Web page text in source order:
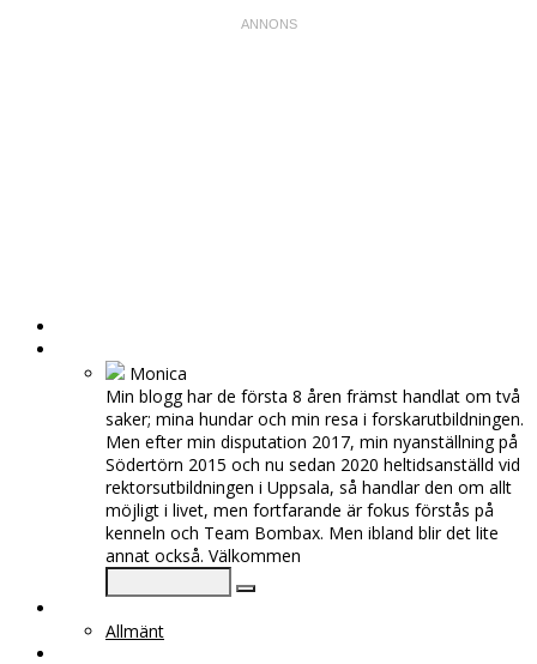
Monica
Min blogg har de första 8 åren främst handlat om två
saker; mina hundar och min resa i forskarutbildningen.
Men efter min disputation 2017, min nyanställning på
Södertörn 2015 och nu sedan 2020 heltidsanställd vid
rektorsutbildningen i Uppsala, så handlar den om allt
möjligt i livet, men fortfarande är fokus förstås på
kenneln och Team Bombax. Men ibland blir det lite
annat också. Välkommen
Allmänt